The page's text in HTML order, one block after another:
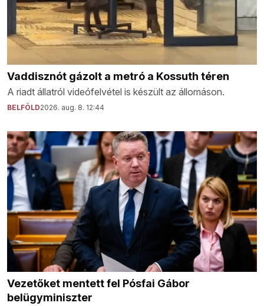
Vaddisznót gázolt a metró a Kossuth téren
A riadt állatról videófelvétel is készült az állomáson.
BELFÖLD2026. aug. 8. 12:44
Vezetőket mentett fel Pósfai Gábor
belügyminiszter